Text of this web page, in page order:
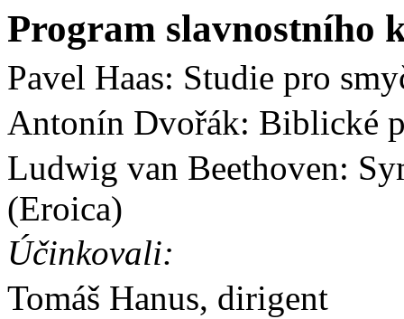
Program slavnostního
Pavel Haas: Studie pro
Antonín Dvořák: Biblické
Ludwig van Beethoven:
(Eroica)
Účinkovali:
Tomáš Hanus, dirigent